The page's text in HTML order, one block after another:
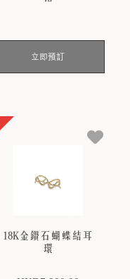
立即預訂
18K金鑽石蝴蝶結耳
環